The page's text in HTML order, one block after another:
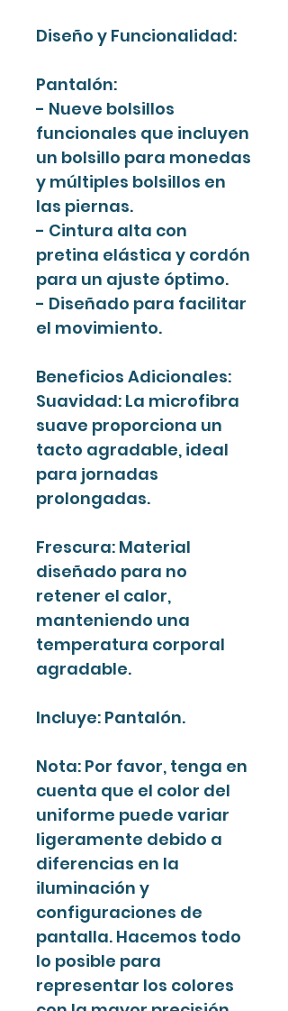
Diseño y Funcionalidad:
Pantalón:
- Nueve bolsillos
funcionales que incluyen
un bolsillo para monedas
y múltiples bolsillos en
las piernas.
- Cintura alta con
pretina elástica y cordón
para un ajuste óptimo.
- Diseñado para facilitar
el movimiento.
Beneficios Adicionales:
Suavidad: La microfibra
suave proporciona un
tacto agradable, ideal
para jornadas
prolongadas.
Frescura: Material
diseñado para no
retener el calor,
manteniendo una
temperatura corporal
agradable.
Incluye: Pantalón.
Nota: Por favor, tenga en
cuenta que el color del
uniforme puede variar
ligeramente debido a
diferencias en la
iluminación y
configuraciones de
pantalla. Hacemos todo
lo posible para
representar los colores